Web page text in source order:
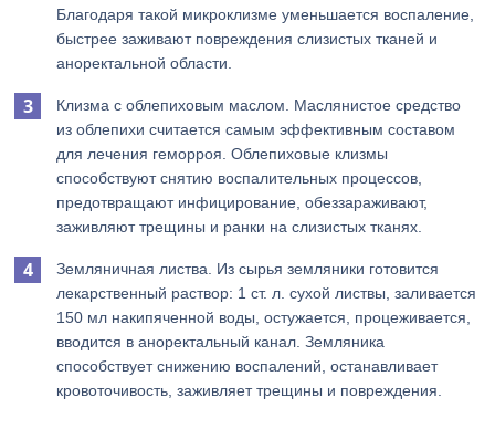
Благодаря такой микроклизме уменьшается воспаление,
быстрее заживают повреждения слизистых тканей и
аноректальной области.
Клизма с облепиховым маслом. Маслянистое средство
из облепихи считается самым эффективным составом
для лечения геморроя. Облепиховые клизмы
способствуют снятию воспалительных процессов,
предотвращают инфицирование, обеззараживают,
заживляют трещины и ранки на слизистых тканях.
Земляничная листва. Из сырья земляники готовится
лекарственный раствор: 1 ст. л. сухой листвы, заливается
150 мл накипяченной воды, остужается, процеживается,
вводится в аноректальный канал. Земляника
способствует снижению воспалений, останавливает
кровоточивость, заживляет трещины и повреждения.